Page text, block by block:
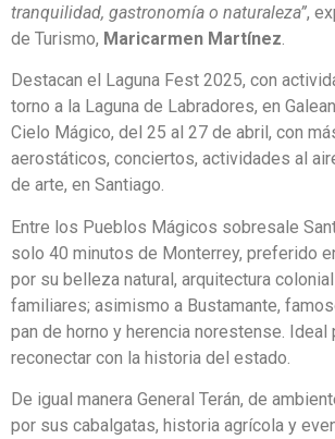
tranquilidad, gastronomía o naturaleza”,
de Turismo, Maricarmen Martínez
Destacan el Laguna Fest 2025, con
torno a la Laguna de Labradores, en
Cielo Mágico, del 25 al 27 de abril, con
aerostáticos, conciertos, actividades al
de arte, en Santiago.
Entre los Pueblos Mágicos sobresale
solo 40 minutos de Monterrey, preferido
por su belleza natural, arquitectura
familiares; asimismo a Bustamante,
pan de horno y herencia norestense. Ideal
reconectar con la historia del estado.
De igual manera General Terán, de
por sus cabalgatas, historia agrícola y